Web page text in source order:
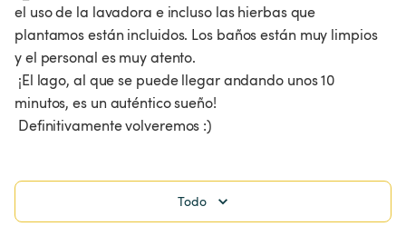
el uso de la lavadora e incluso las hierbas que
plantamos están incluidos. Los baños están muy limpios
y el personal es muy atento.
minutos, es un auténtico sueño!
Definitivamente volveremos :)
Todo